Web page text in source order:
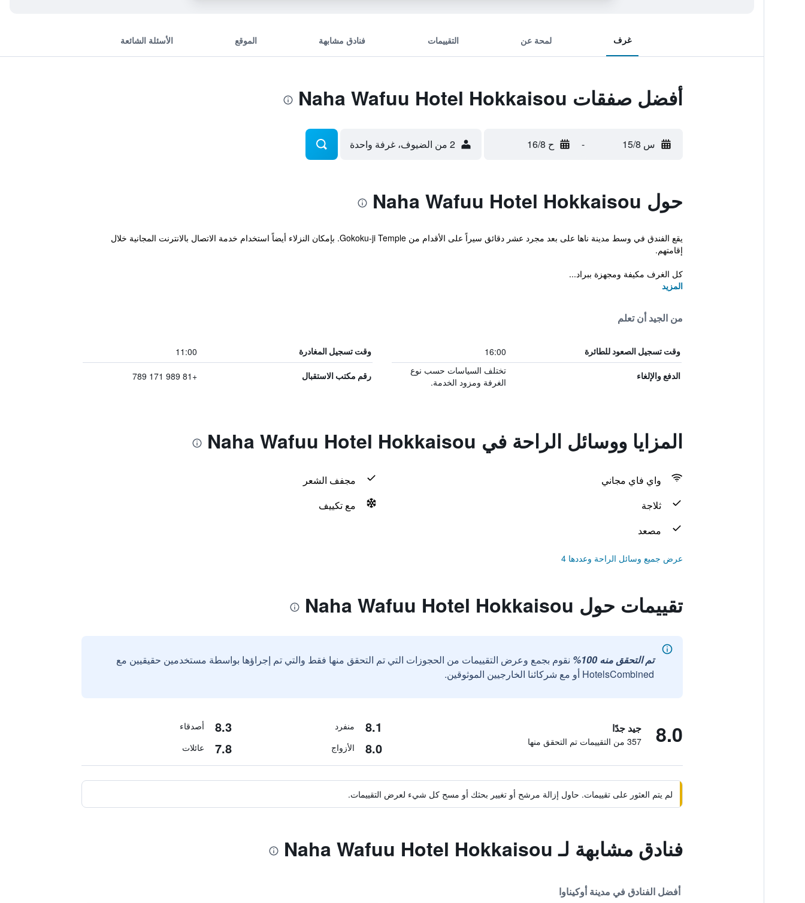
غرف لمحة عن التقييمات فنادق مشابهة الموقع الأسئلة الشائعة
أفضل صفقات Naha Wafuu Hotel Hokkaisou
س 15/8 - ح 16/8 2 من الضيوف، غرفة واحدة
حول Naha Wafuu Hotel Hokkaisou
يقع الفندق في وسط مدينة ناها على بعد مجرد عشر دقائق سيراً على الأقدام من Gokoku-ji Temple. بإمكان النزلاء أيضاً استخدام خدمة الاتصال بالانترنت المجانية خلال
إقامتهم.
كل الغرف مكيفة ومجهزة ببراد...
المزيد
من الجيد أن تعلم
وقت تسجيل الصعود للطائرة 16:00 وقت تسجيل المغادرة 11:00
الدفع والإلغاء
تختلف السياسات حسب نوع
الغرفة ومزود الخدمة.
رقم مكتب الاستقبال +81 989 171 789
المزايا ووسائل الراحة في Naha Wafuu Hotel Hokkaisou
واي فاي مجاني
مجفف الشعر
ثلاجة
مع تكييف
مصعد
عرض جميع وسائل الراحة وعددها 4
تقييمات حول Naha Wafuu Hotel Hokkaisou
تم التحقق منه 100%
نقوم بجمع وعرض التقييمات من الحجوزات التي تم التحقق منها فقط والتي تم إجراؤها بواسطة مستخدمين حقيقيين مع
HotelsCombined أو مع شركائنا الخارجيين الموثوقين.
8.0 جيد جدًا
357 من التقييمات تم التحقق منها
8.1 منفرد 8.3 أصدقاء
8.0 الأزواج 7.8 عائلات
لم يتم العثور على تقييمات. حاول إزالة مرشح أو تغيير بحثك أو مسح كل شيء لعرض التقييمات.
فنادق مشابهة لـ Naha Wafuu Hotel Hokkaisou
أفضل الفنادق في مدينة أوكيناوا